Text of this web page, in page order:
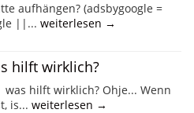
aufhängen? (adsbygoogle =
||... weiterlesen →
hilft wirklich?
hilft wirklich? Ohje... Wenn
is... weiterlesen →